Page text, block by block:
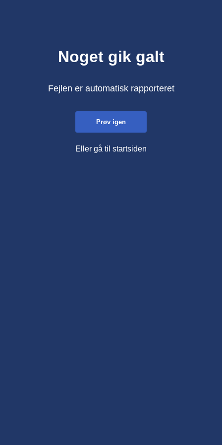
Noget gik galt
Fejlen er automatisk rapporteret
Prøv igen
Eller gå til startsiden